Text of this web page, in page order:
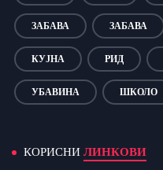
ЗАБАВА ЗАБАВА
КУЈНА РИД
УБАВИНА ШКОЛО
КОРИСНИ ЛИНКОВИ